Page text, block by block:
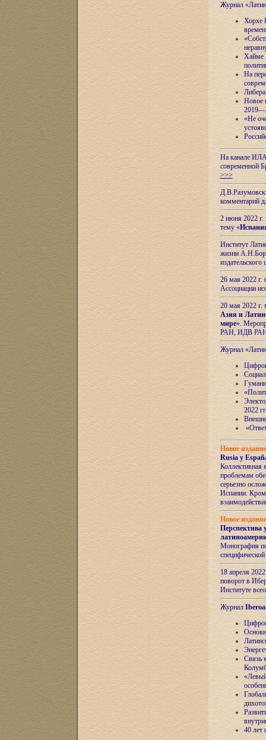
Журнал
Хорхе
Хайме
На
Новое
«Не
На канале ИЛА
современной
>>>
комментарий
2 июня 2022 г.
тему «
Институт
жизни
26 мая 2022
Ассоциации
20 мая 2022
Азия и
мире».
РАН, ИДВ
Журнал
2022
Новое
Rusia y
Коллективная
проблемам
серьезно
Испании.
Новое
Перспектива
Монография
18 апреля
поворот в
Институте
Журнал
Связь
40 лет